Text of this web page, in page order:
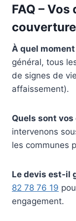
FAQ –
À quel
général, tous
de signes de
affaissement).
Quels sont
intervenons
les communes
Le devis est-il
82 78 76 19
engagement.